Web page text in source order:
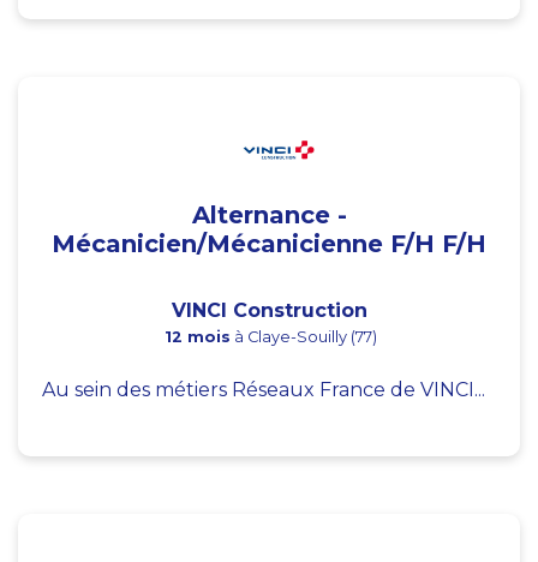
Alternance -
Mécanicien/Mécanicienne F/H F/H
VINCI Construction
12 mois à Claye-Souilly (77)
Au sein des métiers Réseaux France de VINCI...